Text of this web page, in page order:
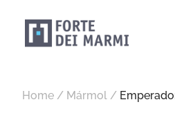
Home / Mármol /